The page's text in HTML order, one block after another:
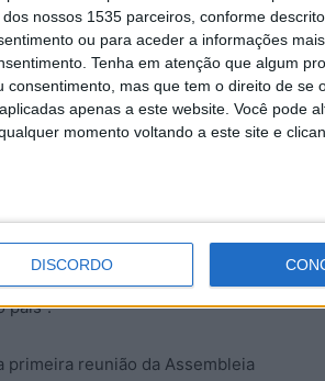
nossos 1535 parceiros, conforme
ou para aceder a informações
Tenha em atenção que algum
mas que tem o direito de se
apenas a este website. Você pode
momento voltando a este site e
DISCORDO
camarário é ainda
(Mov.PT) e Maria do
Municipal. O novo
“é uma honra profunda poder
apenas um compromisso
a nossa terra e os seus
determinante do poder
país”.
reunião da Assembleia
5